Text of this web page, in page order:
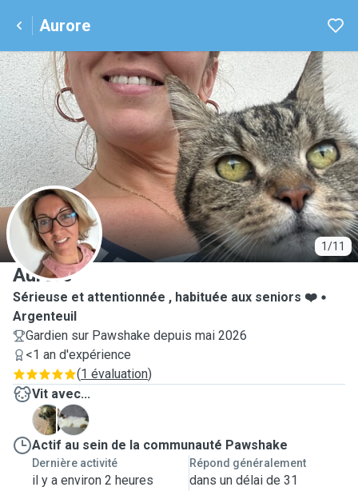
Aurore
1/11
A
Aurore
Sérieuse et attentionnée , habituée aux seniors ❤️
Argenteuil
Gardien sur Pawshake depuis mai 2026
<1 an d'expérience
(1 évaluation)
Vit avec...
C
M
Actif au sein de la communauté Pawshake
Dernière activité
il y a environ 2 heures
Répond généralement
dans un délai de 31